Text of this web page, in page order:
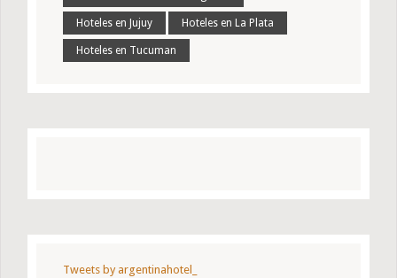
Hoteles en Jujuy Hoteles en La Plata
Hoteles en Tucuman
Tweets by argentinahotel_